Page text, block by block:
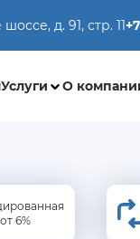
д. 91, стр. 11
Услуги О
6%